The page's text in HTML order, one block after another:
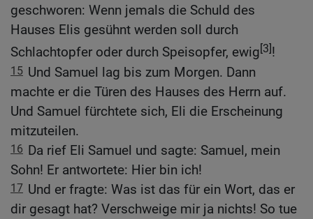
geschworen: Wenn jemals die Schuld des
Hauses Elis gesühnt werden soll durch
Schlachtopfer oder durch Speisopfer, ewig[3]!
15 Und Samuel lag bis zum Morgen. Dann
machte er die Türen des Hauses des Herrn auf.
Und Samuel fürchtete sich, Eli die Erscheinung
mitzuteilen.
16 Da rief Eli Samuel und sagte: Samuel, mein
Sohn! Er antwortete: Hier bin ich!
17 Und er fragte: Was ist das für ein Wort, das er
dir gesagt hat? Verschweige mir ja nichts! So tue